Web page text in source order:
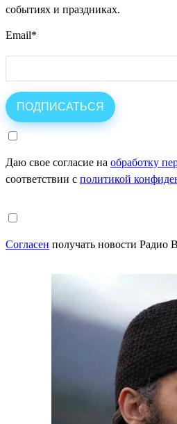
событиях и праздниках.
Email*
Даю свое согласие на обработку
соответствии с политикой
Согласен получать новости Радио